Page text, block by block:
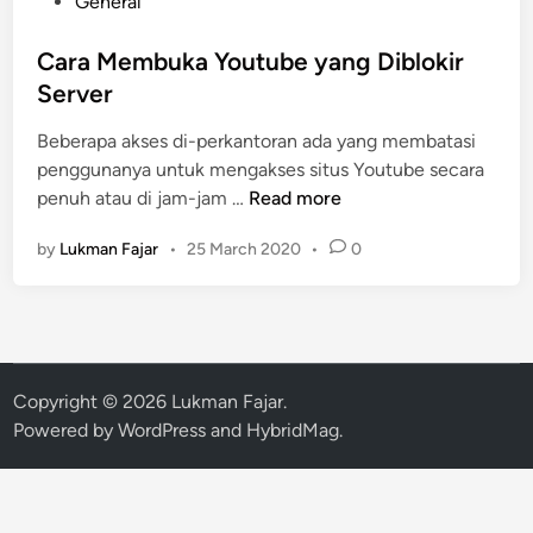
s
t
d
i
n
Cara Membuka Youtube yang Diblokir
Server
Beberapa akses di-perkantoran ada yang membatasi
penggunanya untuk mengakses situs Youtube secara
penuh atau di jam-jam … C
r
m
b
u
Read more
by Lukman Fajar • 25 March 2020 • 0
Copyright © 2026 Lukman Fajar.
Powered byWordPress and HybridMag.